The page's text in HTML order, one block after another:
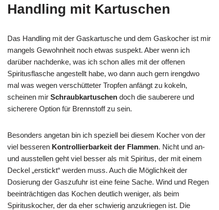
Handling mit Kartuschen
Das Handling mit der Gaskartusche und dem Gaskocher ist mir
mangels Gewohnheit noch etwas suspekt. Aber wenn ich
darüber nachdenke, was ich schon alles mit der offenen
Spiritusflasche angestellt habe, wo dann auch gern irengdwo
mal was wegen verschütteter Tropfen anfängt zu kokeln,
scheinen mir Schraubkartuschen doch die sauberere und
sicherere Option für Brennstoff zu sein.
Besonders angetan bin ich speziell bei diesem Kocher von der
viel besseren Kontrollierbarkeit der Flammen. Nicht und an-
und ausstellen geht viel besser als mit Spiritus, der mit einem
Deckel „erstickt“ werden muss. Auch die Möglichkeit der
Dosierung der Gaszufuhr ist eine feine Sache. Wind und Regen
beeinträchtigen das Kochen deutlich weniger, als beim
Spirituskocher, der da eher schwierig anzukriegen ist. Die